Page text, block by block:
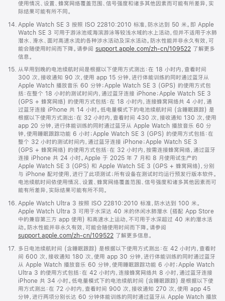
使用情况、设置、蜂窝网络覆盖范围、信号强度和诸多其他因素而可能有所差异，实
际结果可能有所不同。
脚
14.
Apple Watch SE 3 按照 ISO 22810:2010 标准，防水达到 50 米。即 Apple
Watch SE 3 可用于游泳池或海滨游泳等较浅水域的水上活动，但并不适用于水肺
潜水、滑水、面对高速水流的各种涉水活动及深水活动。防水性能并非永久有效，可
能会随使用时间而下降。请参阅 support.apple.com/zh-cn/109522 了解更多
信息。
脚
15. 从早用到晚的电池续航时间是根据以下使用方式测出：在 18 小时内，查看时间
300 次，接收通知 90 次，使用 app 15 分钟，进行体能训练的同时通过蓝牙从
Apple Watch 播放音乐 60 分钟；Apple Watch SE 3 (GPS) 的使用方式包
括：在整个 18 小时的测试时间内，通过蓝牙连接 iPhone；Apple Watch SE 3
(GPS + 蜂窝网络) 的使用方式包括：在 18 小时内，连接蜂窝网络共 4 小时，通
过蓝牙连接 iPhone 共 14 小时。低电量模式下的电池续航时间 (含睡眠跟踪) 是
根据以下使用方式测出：在 32 小时内，查看时间 430 次，接收通知 130 次，使用
app 20 分钟，进行体能训练的同时通过蓝牙从 Apple Watch 播放音乐 60 分
钟，使用睡眠跟踪功能 6 小时；Apple Watch SE 3 (GPS) 的使用方式包括：在
整个 32 小时的测试时间内，通过蓝牙连接 iPhone；Apple Watch SE 3
(GPS + 蜂窝网络) 的使用方式包括：在 32 小时内，按需连接蜂窝网络，通过蓝牙
连接 iPhone 共 24 小时。Apple 于 2025 年 7 月和 8 月使用试生产的
Apple Watch SE 3 (GPS) 和 Apple Watch SE 3 (GPS + 蜂窝网络)，分别
与 iPhone 配对使用，进行了此项测试；所有设备在测试时均运行预发行版本软件。
电池续航时间依使用情况、设置、蜂窝网络覆盖范围、信号强度和诸多其他因素而可
能有所差异，实际结果可能有所不同。
脚
16.
Apple Watch Ultra 3 按照 ISO 22810:2010 标准，防水达到 100 米。
Apple Watch Ultra 3 可用于水深达 40 米的休闲水肺潜水 (搭配 App Store
中的兼容第三方 app 使用) 和高速水上运动，不可用于水深超过 40 米的潜水活
动。防水性能并非永久有效，可能会随使用时间而下降。请参阅
support.apple.com/zh-cn/109522 了解更多信息。
脚
17.
多日电池续航时间 (含睡眠跟踪) 是根据以下使用方式测出：在 42 小时内，查看时
间 600 次，接收通知 180 次，使用 app 30 分钟，进行体能训练的同时通过蓝牙
从 Apple Watch 播放音乐 60 分钟，使用睡眠跟踪功能 6 小时；Apple Watch
Ultra 3 的使用方式包括：在 42 小时内，连接蜂窝网络共 8 小时，通过蓝牙连接
iPhone 共 34 小时。低电量模式下的电池续航时间 (含睡眠跟踪) 是根据以下使
用方式测出：在 72 小时内，查看时间 900 次，接收通知 270 次，使用 app 45
分钟，进行两项分别长达 60 分钟体能训练的同时通过蓝牙从 Apple Watch 播放